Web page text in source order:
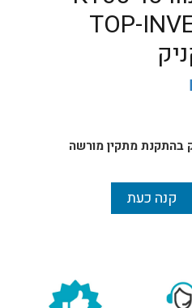
TOP-
₪31,000.
קנה כעת